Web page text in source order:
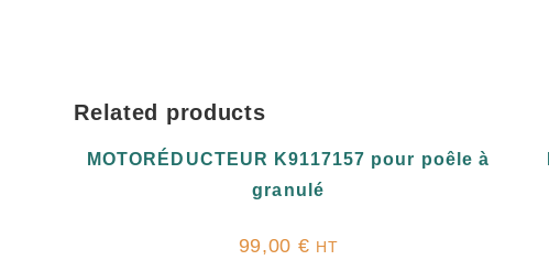
Related products
MOTORÉDUCTEUR K9117157 pour poêle à
granulé
99,00 € HT